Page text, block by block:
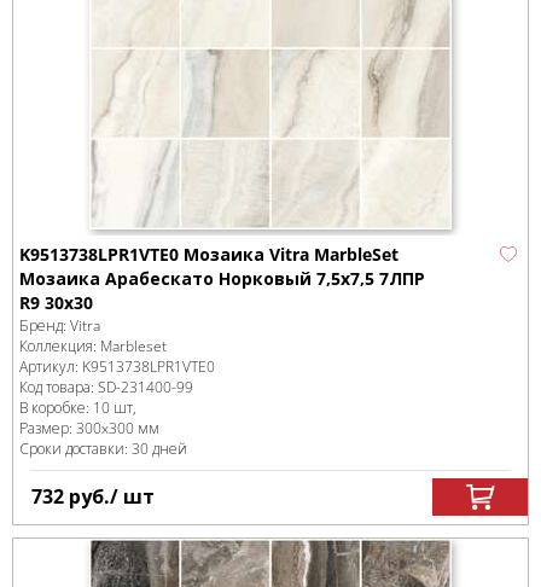
K9513738LPR1VTE0 Мозаика Vitra MarbleSet
Мозаика Арабескато Норковый 7,5х7,5 7ЛПР
R9 30х30
Бренд: Vitra
Коллекция: Marbleset
Артикул: K9513738LPR1VTE0
Код товара: SD-231400-99
В коробке: 10 шт,
Размер: 300x300 мм
Сроки доставки: 30 дней
732 руб./ шт